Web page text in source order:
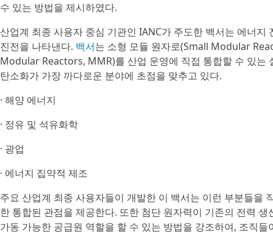
수 있는 방법을 제시하였다.
산업계 최종 사용자 중심 기관인 IANC가 주도한 백서는 에너
진전을 나타낸다. 백서는 소형 모듈 원자로(Small Modular
Modular Reactors, MMR)를 산업 운영에 직접 통합할 수 있는
탄소화가 가장 까다로운 분야에 초점을 맞추고 있다.
· 해양 에너지
· 정유 및 석유화학
· 광업
· 에너지 집약적 제조
주요 산업계 최종 사용자들이 개발한 이 백서는 이런 부분들을
한 통합된 관점을 제공한다. 또한 첨단 원자력이 기존의 전력
가동 가능한 공급원 역할을 할 수 있는 방법을 강조하여, 조직